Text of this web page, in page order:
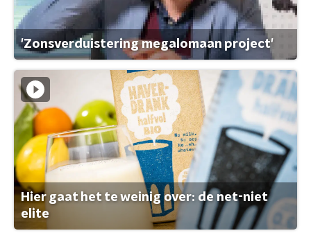
'Zonsverduistering megalomaan project'
Hier gaat het te weinig over: de net-niet
elite